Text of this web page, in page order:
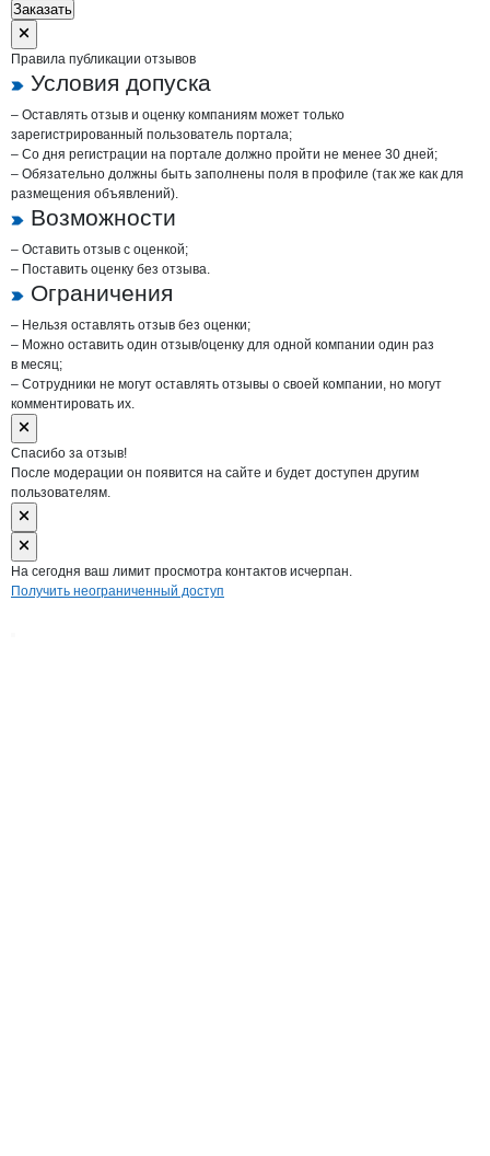
Заказать
Правила публикации отзывов
Условия допуска
– Оставлять отзыв и оценку компаниям может только
зарегистрированный пользователь портала;
– Со дня регистрации на портале должно пройти не менее 30 дней;
– Обязательно должны быть заполнены поля в профиле (так же как для
размещения объявлений).
Возможности
– Оставить отзыв с оценкой;
– Поставить оценку без отзыва.
Ограничения
– Нельзя оставлять отзыв без оценки;
– Можно оставить один отзыв/оценку для одной компании один раз
в месяц;
– Сотрудники не могут оставлять отзывы о своей компании, но могут
комментировать их.
Спасибо за отзыв!
После модерации он появится на сайте и будет доступен другим
пользователям.
На сегодня ваш лимит просмотра контактов исчерпан.
Получить неограниченный доступ